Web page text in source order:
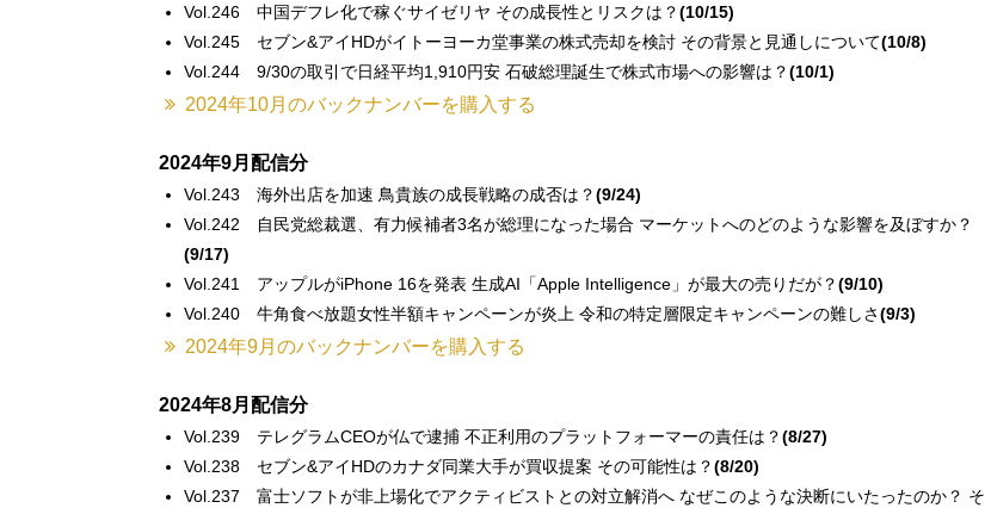
Vol.246 中国デフレ化で稼ぐサイゼリヤ その成長性とリスクは？(10/15)
Vol.245 セブン&アイHDがイトーヨーカ堂事業の株式売却を検討 その背景と見通しについて(10/8)
Vol.244 9/30の取引で日経平均1,910円安 石破総理誕生で株式市場への影響は？(10/1)
2024年10月のバックナンバーを購入する
2024年9月配信分
Vol.243 海外出店を加速 鳥貴族の成長戦略の成否は？(9/24)
Vol.242 自民党総裁選、有力候補者3名が総理になった場合 マーケットへのどのような影響を及ぼすか？
(9/17)
Vol.241 アップルがiPhone 16を発表 生成AI「Apple Intelligence」が最大の売りだが？(9/10)
Vol.240 牛角食べ放題女性半額キャンペーンが炎上 令和の特定層限定キャンペーンの難しさ(9/3)
2024年9月のバックナンバーを購入する
2024年8月配信分
Vol.239 テレグラムCEOが仏で逮捕 不正利用のプラットフォーマーの責任は？(8/27)
Vol.238 セブン&アイHDのカナダ同業大手が買収提案 その可能性は？(8/20)
Vol.237 富士ソフトが非上場化でアクティビストとの対立解消へ なぜこのような決断にいたったのか？ そ